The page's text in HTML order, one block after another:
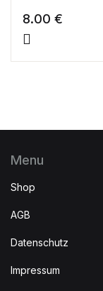
8.00 €
Menu
Shop
AGB
Datenschutz
Impressum